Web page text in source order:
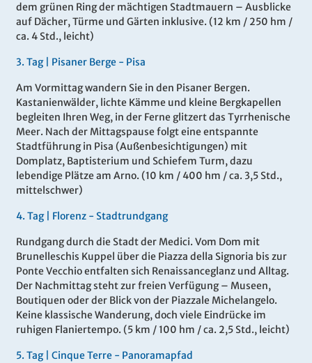
dem grünen Ring der mächtigen Stadtmauern – Ausblicke
auf Dächer, Türme und Gärten inklusive. (12 km / 250 hm /
ca. 4 Std., leicht)
3. Tag | Pisaner Berge - Pisa
Am Vormittag wandern Sie in den Pisaner Bergen.
Kastanienwälder, lichte Kämme und kleine Bergkapellen
begleiten Ihren Weg, in der Ferne glitzert das Tyrrhenische
Meer. Nach der Mittagspause folgt eine entspannte
Stadtführung in Pisa (Außenbesichtigungen) mit
Domplatz, Baptisterium und Schiefem Turm, dazu
lebendige Plätze am Arno. (10 km / 400 hm / ca. 3,5 Std.,
mittelschwer)
4. Tag | Florenz - Stadtrundgang
Rundgang durch die Stadt der Medici. Vom Dom mit
Brunelleschis Kuppel über die Piazza della Signoria bis zur
Ponte Vecchio entfalten sich Renaissanceglanz und Alltag.
Der Nachmittag steht zur freien Verfügung – Museen,
Boutiquen oder der Blick von der Piazzale Michelangelo.
Keine klassische Wanderung, doch viele Eindrücke im
ruhigen Flaniertempo. (5 km / 100 hm / ca. 2,5 Std., leicht)
5. Tag | Cinque Terre - Panoramapfad